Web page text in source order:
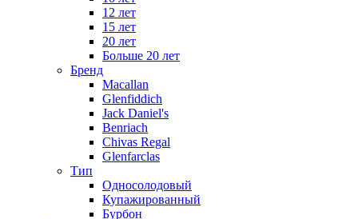
12 лет
15 лет
20 лет
Больше 20 лет
Бренд
Macallan
Glenfiddich
Jack Daniel's
Benriach
Chivas Regal
Glenfarclas
Тип
Односолодовый
Купажированный
Бурбон